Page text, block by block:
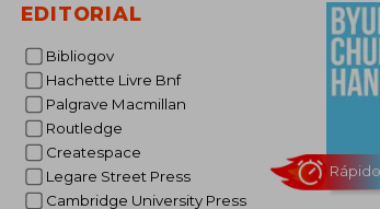
EDITORIAL
Bibliogov
Hachette Livre Bnf
Palgrave Macmillan
Routledge
Createspace
Legare Street Press
Cambridge University Press
10%